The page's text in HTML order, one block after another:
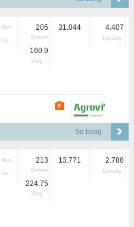
Nuvær.
Samlet
205
Beboet
160.9
Vægtet
31.044 4.407
Ejerudg.
Se bolig
Nuvær.
Samlet
213
Beboet
224.75
Vægtet
13.771 2.788
Ejerudg.